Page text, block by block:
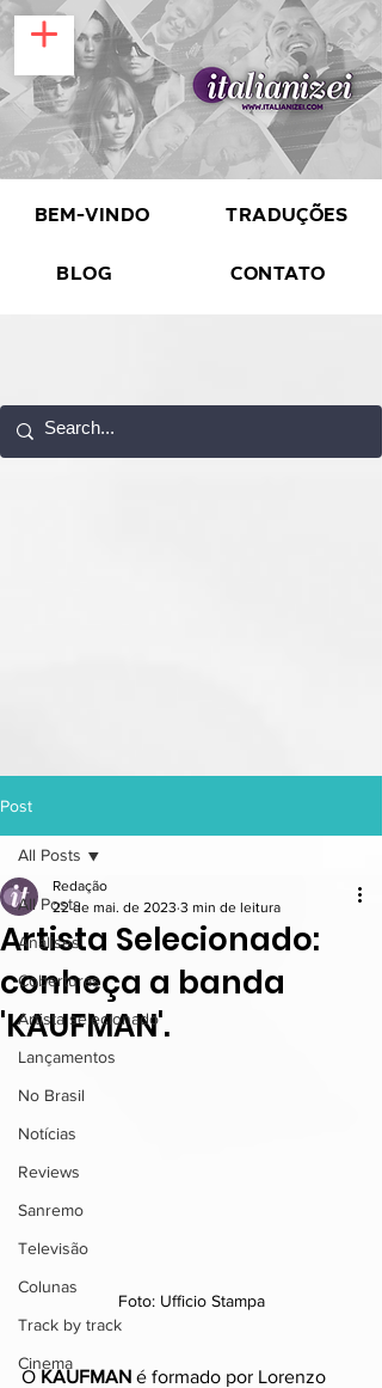
Bem-vindo Traduções
Blog Contato
Post
All Posts
Análises
Coberturas
Artista selecionado
Lançamentos
No Brasil
Notícias
Reviews
Sanremo
Televisão
Colunas
Track by track
Cinema
All Posts
Artista Selecionado:
conheça a banda
'KAUFMAN'.
Redação
22 de mai. de 2023 3 min de leitura
Foto: Ufficio Stampa
O KAUFMAN é formado por Lorenzo